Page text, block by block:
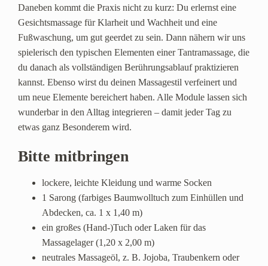
Daneben kommt die Praxis nicht zu kurz: Du erlernst eine
Gesichtsmassage für Klarheit und Wachheit und eine
Fußwaschung, um gut geerdet zu sein. Dann nähern wir uns
spielerisch den typischen Elementen einer Tantramassage, die
du danach als vollständigen Berührungsablauf praktizieren
kannst. Ebenso wirst du deinen Massagestil verfeinert und
um neue Elemente bereichert haben. Alle Module lassen sich
wunderbar in den Alltag integrieren – damit jeder Tag zu
etwas ganz Besonderem wird.
Bitte mitbringen
lockere, leichte Kleidung und warme Socken
1 Sarong (farbiges Baumwolltuch zum Einhüllen und
Abdecken, ca. 1 x 1,40 m)
ein großes (Hand-)Tuch oder Laken für das
Massagelager (1,20 x 2,00 m)
neutrales Massageöl, z. B. Jojoba, Traubenkern oder